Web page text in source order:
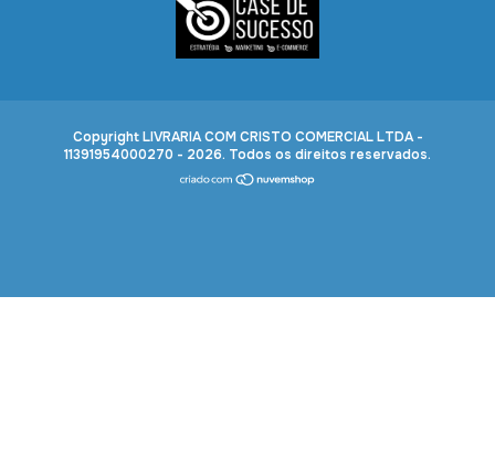
Copyright LIVRARIA COM CRISTO COMERCIAL LTDA -
11391954000270 - 2026. Todos os direitos reservados.